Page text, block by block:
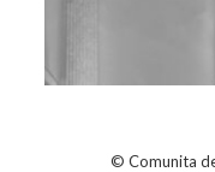
© Comunita